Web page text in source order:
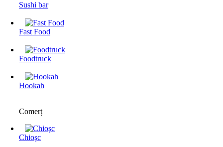
Sushi bar
Fast Food
Foodtruck
Hookah
Comerț
Chioşc